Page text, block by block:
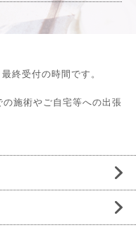
終受付の時間です。
施術やご自宅等への出張